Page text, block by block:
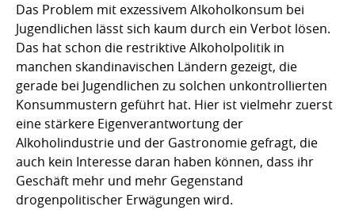
Das Problem mit exzessivem Alkoholkonsum bei
Jugendlichen lässt sich kaum durch ein Verbot lösen.
Das hat schon die restriktive Alkoholpolitik in
manchen skandinavischen Ländern gezeigt, die
gerade bei Jugendlichen zu solchen unkontrollierten
Konsummustern geführt hat. Hier ist vielmehr zuerst
eine stärkere Eigenverantwortung der
Alkoholindustrie und der Gastronomie gefragt, die
auch kein Interesse daran haben können, dass ihr
Geschäft mehr und mehr Gegenstand
drogenpolitischer Erwägungen wird.